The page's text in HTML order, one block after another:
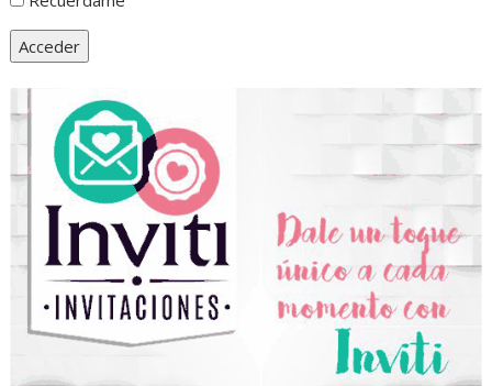
Acceder